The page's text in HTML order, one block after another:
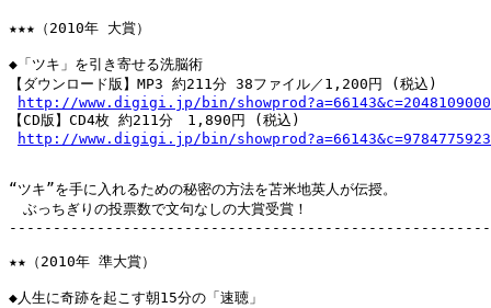
★★★（2010年 大賞）
◆「ツキ」を引き寄せる洗脳術
【ダウンロード版】MP3 約211分 38ファイル／1,200円 (税込)
http://www.digigi.jp/bin/
【CD版】CD4枚 約211分　1,890円 (税込)
http://www.digigi.jp/bin/
“ツキ”を手に入れるための秘密の方法を苫米地英人が伝授。
ぶっちぎりの投票数で文句なしの大賞受賞！
★★（2010年 準大賞）
◆人生に奇跡を起こす朝15分の「速聴」